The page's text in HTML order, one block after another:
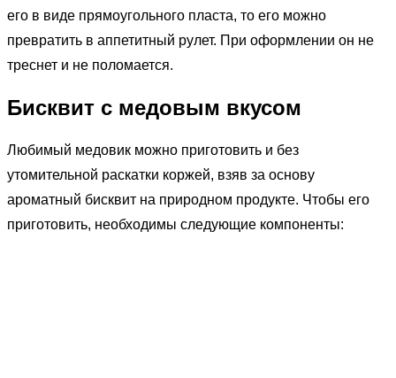
его в виде прямоугольного пласта, то его можно
превратить в аппетитный рулет. При оформлении он не
треснет и не поломается.
Бисквит с медовым вкусом
Любимый медовик можно приготовить и без
утомительной раскатки коржей, взяв за основу
ароматный бисквит на природном продукте. Чтобы его
приготовить, необходимы следующие компоненты: